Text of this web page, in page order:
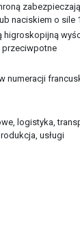
naciskiem o sile
higroskopijną
przeciwpotne
numeracji
logistyka,
usługi